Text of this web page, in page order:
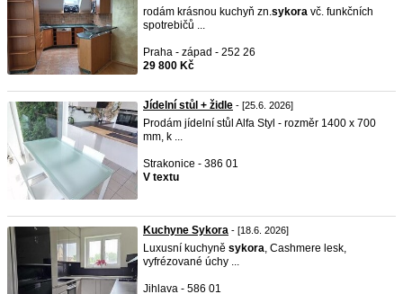
rodám krásnou kuchyň zn.sykora vč. funkčních
spotrebičů ...
Praha - západ - 252 26
29 800 Kč
Jídelní stůl + židle - [25.6. 2026]
Prodám jídelní stůl Alfa Styl - rozměr 1400 x 700
mm, k ...
Strakonice - 386 01
V textu
Kuchyne Sykora - [18.6. 2026]
Luxusní kuchyně sykora, Cashmere lesk,
vyfrézované úchy ...
Jihlava - 586 01